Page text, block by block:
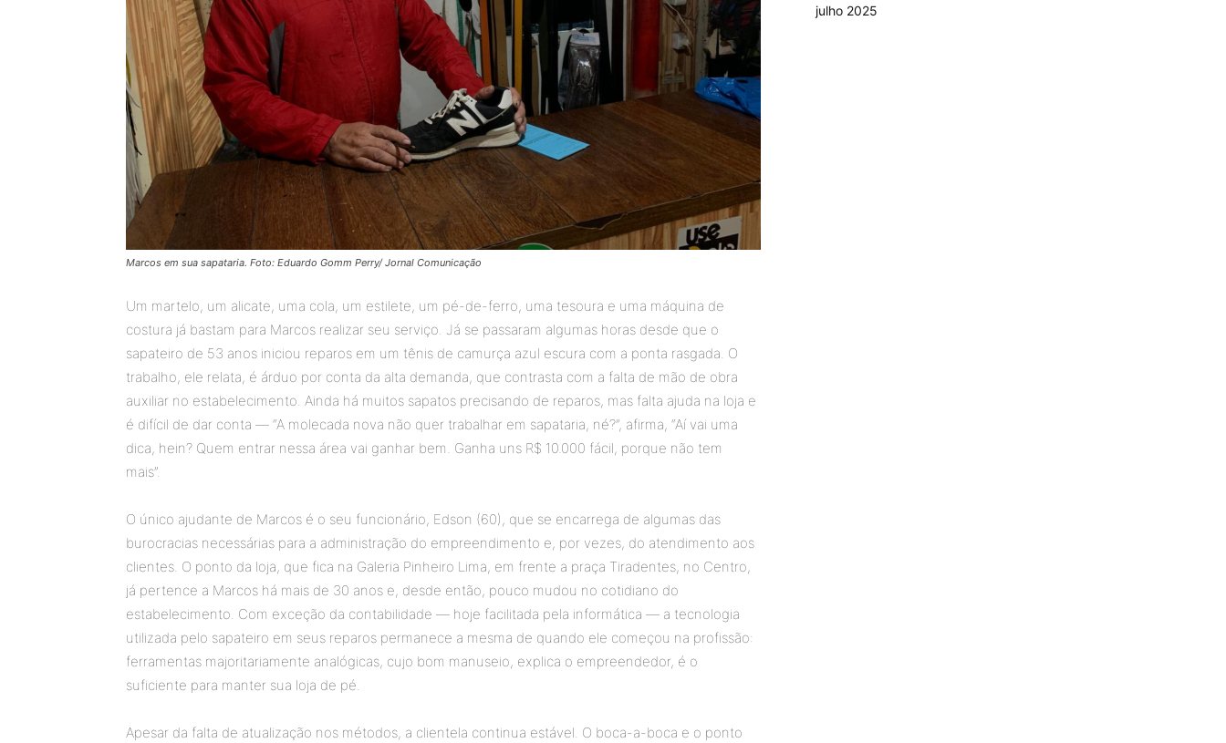
Marcos em sua sapataria. Foto: Eduardo Gomm Perry/ Jornal Comunicação
Um martelo, um alicate, uma cola, um estilete, um pé-de-ferro, uma tesoura e uma máquina de
costura já bastam para Marcos realizar seu serviço. Já se passaram algumas horas desde que o
sapateiro de 53 anos iniciou reparos em um tênis de camurça azul escura com a ponta rasgada. O
trabalho, ele relata, é árduo por conta da alta demanda, que contrasta com a falta de mão de obra
auxiliar no estabelecimento. Ainda há muitos sapatos precisando de reparos, mas falta ajuda na loja e
é difícil de dar conta — “A molecada nova não quer trabalhar em sapataria, né?”, afirma, “Aí vai uma
dica, hein? Quem entrar nessa área vai ganhar bem. Ganha uns R$ 10.000 fácil, porque não tem
mais”.
O único ajudante de Marcos é o seu funcionário, Edson (60), que se encarrega de algumas das
burocracias necessárias para a administração do empreendimento e, por vezes, do atendimento aos
clientes. O ponto da loja, que fica na Galeria Pinheiro Lima, em frente a praça Tiradentes, no Centro,
já pertence a Marcos há mais de 30 anos e, desde então, pouco mudou no cotidiano do
estabelecimento. Com exceção da contabilidade — hoje facilitada pela informática — a tecnologia
utilizada pelo sapateiro em seus reparos permanece a mesma de quando ele começou na profissão:
ferramentas majoritariamente analógicas, cujo bom manuseio, explica o empreendedor, é o
suficiente para manter sua loja de pé.
Apesar da falta de atualização nos métodos, a clientela continua estável. O boca-a-boca e o ponto
julho 2025